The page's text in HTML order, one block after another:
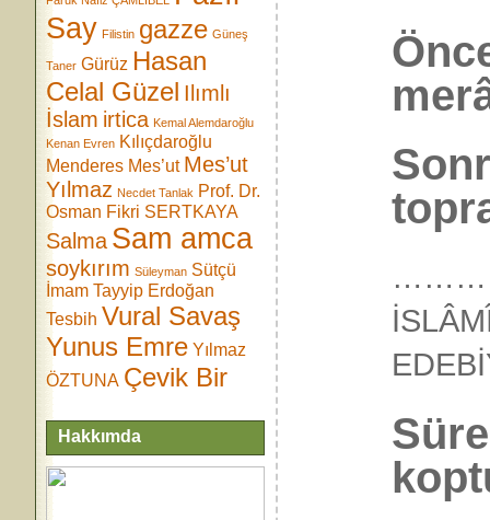
Say Filistin gazze Güneş
Taner Gürüz Hasan
Celal Güzel Ilımlı
İslam irtica Kemal Alemdaroğlu
Kenan Evren Kılıçdaroğlu
Menderes Mes’ut Mes’ut
Yılmaz Necdet Tanlak Prof. Dr.
Osman Fikri SERTKAYA
Salma Sam amca
soykırım Süleyman Sütçü
İmam Tayyip Erdoğan
Tesbih Vural Savaş
Yunus Emre Yılmaz
ÖZTUNA Çevik Bir
Hakkımda